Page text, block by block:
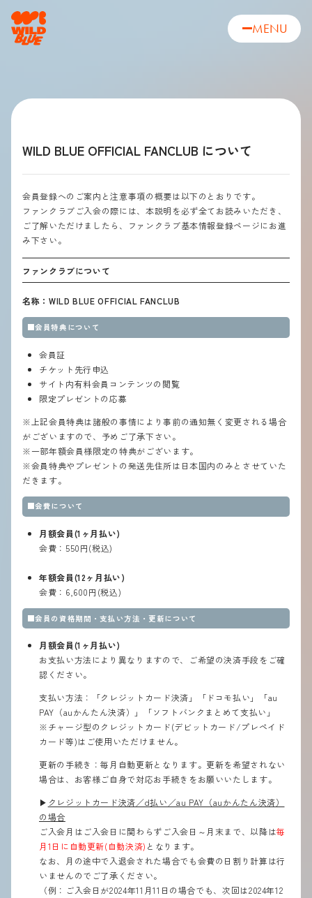
MENU
WILD BLUE OFFICIAL FANCLUB について
会員登録へのご案内と注意事項の概要は以下のとおりです。
ファンクラブご入会の際には、本説明を必ず全てお読みいただき、
ご了解いただけましたら、ファンクラブ基本情報登録ページにお進
み下さい。
ファンクラブについて
名称：WILD BLUE OFFICIAL FANCLUB
■会員特典について
会員証
チケット先行申込
サイト内有料会員コンテンツの閲覧
限定プレゼントの応募
※上記会員特典は諸般の事情により事前の通知無く変更される場合
がございますので、予めご了承下さい。
※一部年額会員様限定の特典がございます。
※会員特典やプレゼントの発送先住所は日本国内のみとさせていた
だきます。
■会費について
月額会員(1ヶ月払い)
会費：550円(税込)
年額会員(12ヶ月払い)
会費：6,600円(税込)
■会員の資格期間・支払い方法・更新について
月額会員(1ヶ月払い)
お支払い方法により異なりますので、ご希望の決済手段をご確
認ください。
支払い方法：「クレジットカード決済」「ドコモ払い」「au
PAY（auかんたん決済）」「ソフトバンクまとめて支払い」
※チャージ型のクレジットカード(デビットカード/プレペイド
カード等)はご使用いただけません。
更新の手続き：毎月自動更新となります。更新を希望されない
場合は、お客様ご自身で対応お手続きをお願いいたします。
▶︎ クレジットカード決済／d払い／au PAY（auかんたん決済）
の場合
ご入会月はご入会日に関わらずご入会日～月末まで、以降は毎
月1日に自動更新(自動決済) となります。
なお、月の途中で入退会された場合でも会費の日割り計算は行
いませんのでご了承ください。
（例：ご入会日が2024年11月11日の場合でも、次回は2024年12